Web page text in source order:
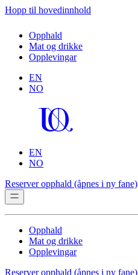
Hopp til hovedinnhold
Opphald
Mat og drikke
Opplevingar
EN
NO
EN
NO
Reserver opphald (åpnes i ny fane)
Opphald
Mat og drikke
Opplevingar
Reserver opphald (åpnes i ny fane)